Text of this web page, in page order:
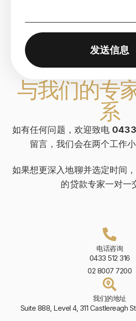
与我们的专
系
如有任何问题，欢迎致电 0433
留言，我们会在两个工作小
如果想更深入地聊并选定时间
的贷款专家一对一
电话咨询
0433 512 316
02 8007 7200
我们的地址
Suite 888, Level 4, 311 Castlereagh
发送信息